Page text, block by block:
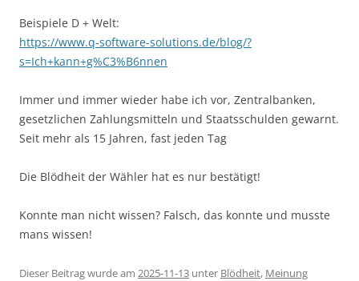
Beispiele D + Welt:
https://www.q-software-solutions.de/blog/?
s=Ich+kann+g%C3%B6nnen
Immer und immer wieder habe ich vor, Zentralbanken,
gesetzlichen Zahlungsmitteln und Staatsschulden gewarnt.
Seit mehr als 15 Jahren, fast jeden Tag
Die Blödheit der Wähler hat es nur bestätigt!
Konnte man nicht wissen? Falsch, das konnte und musste
mans wissen!
Dieser Beitrag wurde am 2025-11-13 unter Blödheit, Meinung